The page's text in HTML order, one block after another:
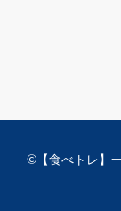
©【食べトレ】